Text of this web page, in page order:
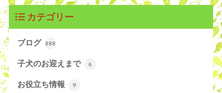
カテゴリー
ブログ 888
子犬のお迎えまで 6
お役立ち情報 9